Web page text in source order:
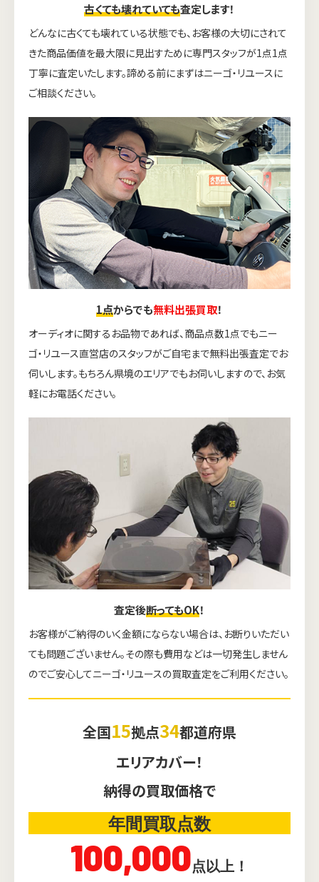
古くても壊れていても査定します！
どんなに古くても壊れている状態でも、お客様の大切にされて
きた商品価値を最大限に見出すために専門スタッフが1点1点
丁寧に査定いたします。諦める前にまずはニーゴ・リユースに
ご相談ください。
1点からでも無料出張買取！
オーディオに関するお品物であれば、商品点数1点でもニー
ゴ・リユース直営店のスタッフがご自宅まで無料出張査定でお
伺いします。もちろん県境のエリアでもお伺いしますので、お気
軽にお電話ください。
査定後断ってもOK！
お客様がご納得のいく金額にならない場合は、お断りいただい
ても問題ございません。その際も費用などは一切発生しません
のでご安心してニーゴ・リユースの買取査定をご利用ください。
全国15拠点34都道府県
エリアカバー！
納得の買取価格で
年間買取点数
100,000点以上！